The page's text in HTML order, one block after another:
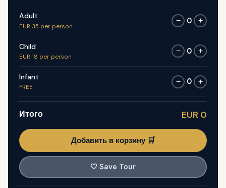
Adult
EUR 35 per person
− 0 +
Child
EUR 18 per person
− 0 +
Infant
FREE
− 0 +
Итого EUR 0
Добавить в корзину 🛒
🤍 Save Tour